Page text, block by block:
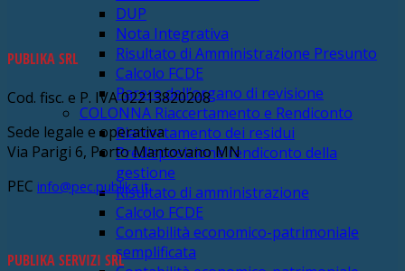
DUP
Nota Integrativa
Risultato di Amministrazione Presunto
Calcolo FCDE
Parere dell’organo di revisione
COLONNA Riaccertamento e Rendiconto
Riaccertamento dei residui
Predisposizione rendiconto della
gestione
Risultato di amministrazione
Calcolo FCDE
Contabilità economico-patrimoniale
semplificata
PUBLIKA SRL
Cod. fisc. e P. IVA 02213820208
Sede legale e operativa
Via Parigi 6, Porto Mantovano MN
PEC info@pec.publika.it
PUBLIKA SERVIZI SRL